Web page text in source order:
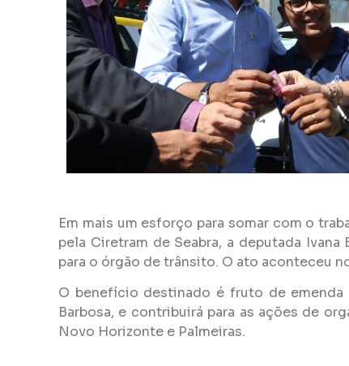
Em mais um esforço para somar com o
pela Ciretram de Seabra, a deputada Ivana
para o órgão de trânsito. O ato aconteceu
O benefício destinado é fruto de emenda
Barbosa, e contribuirá para as ações de
Novo Horizonte e Palmeiras.